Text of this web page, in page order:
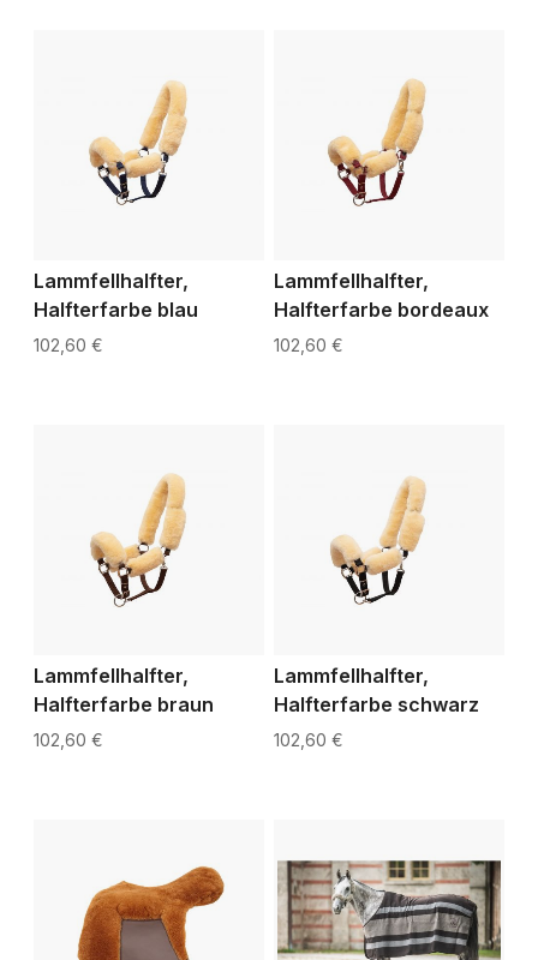
Lammfellhalfter,
Halfterfarbe blau
102,60 €
Lammfellhalfter,
Halfterfarbe bordeaux
102,60 €
Lammfellhalfter,
Halfterfarbe braun
102,60 €
Lammfellhalfter,
Halfterfarbe schwarz
102,60 €